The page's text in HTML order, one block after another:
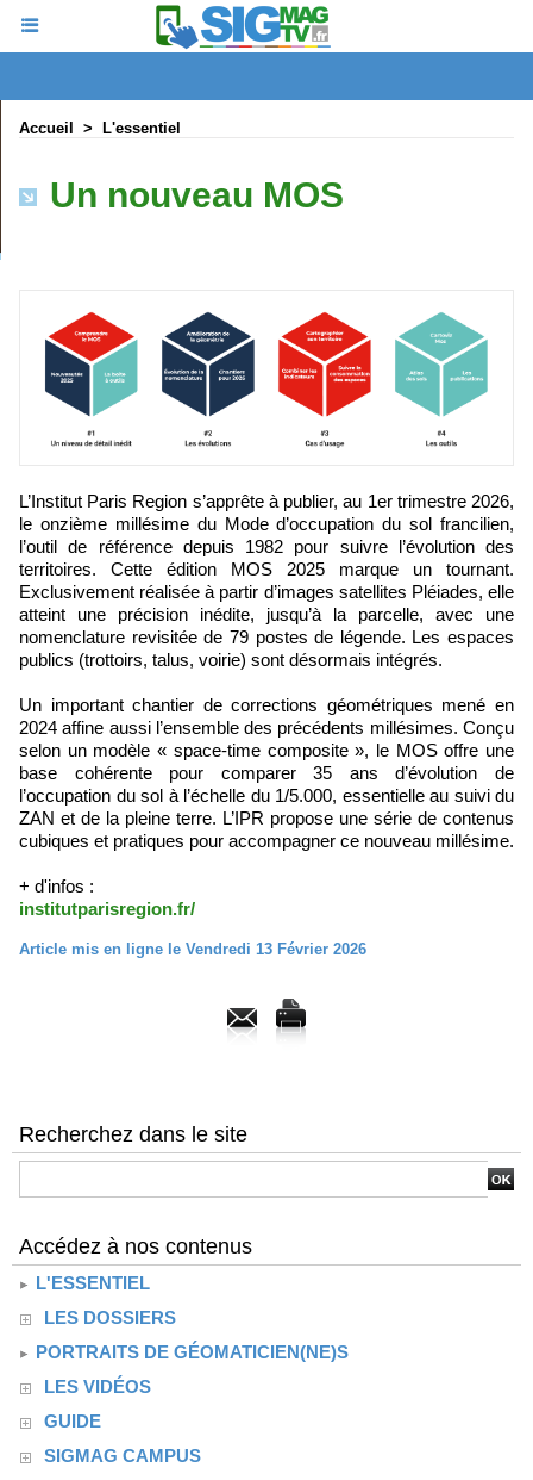
Accueil > L'essentiel
Un nouveau MOS
L’Institut Paris Region s’apprête à publier, au 1er trimestre 2026,
le onzième millésime du Mode d’occupation du sol francilien,
l’outil de référence depuis 1982 pour suivre l’évolution des
territoires. Cette édition MOS 2025 marque un tournant.
Exclusivement réalisée à partir d’images satellites Pléiades, elle
atteint une précision inédite, jusqu’à la parcelle, avec une
nomenclature revisitée de 79 postes de légende. Les espaces
publics (trottoirs, talus, voirie) sont désormais intégrés.
Un important chantier de corrections géométriques mené en
2024 affine aussi l’ensemble des précédents millésimes. Conçu
selon un modèle « space-time composite », le MOS offre une
base cohérente pour comparer 35 ans d’évolution de
l’occupation du sol à l’échelle du 1/5.000, essentielle au suivi du
ZAN et de la pleine terre. L’IPR propose une série de contenus
cubiques et pratiques pour accompagner ce nouveau millésime.
+ d'infos :
institutparisregion.fr/
Article mis en ligne le Vendredi 13 Février 2026
Recherchez dans le site
Accédez à nos contenus
L'ESSENTIEL
LES DOSSIERS
PORTRAITS DE GÉOMATICIEN(NE)S
LES VIDÉOS
GUIDE
SIGMAG CAMPUS